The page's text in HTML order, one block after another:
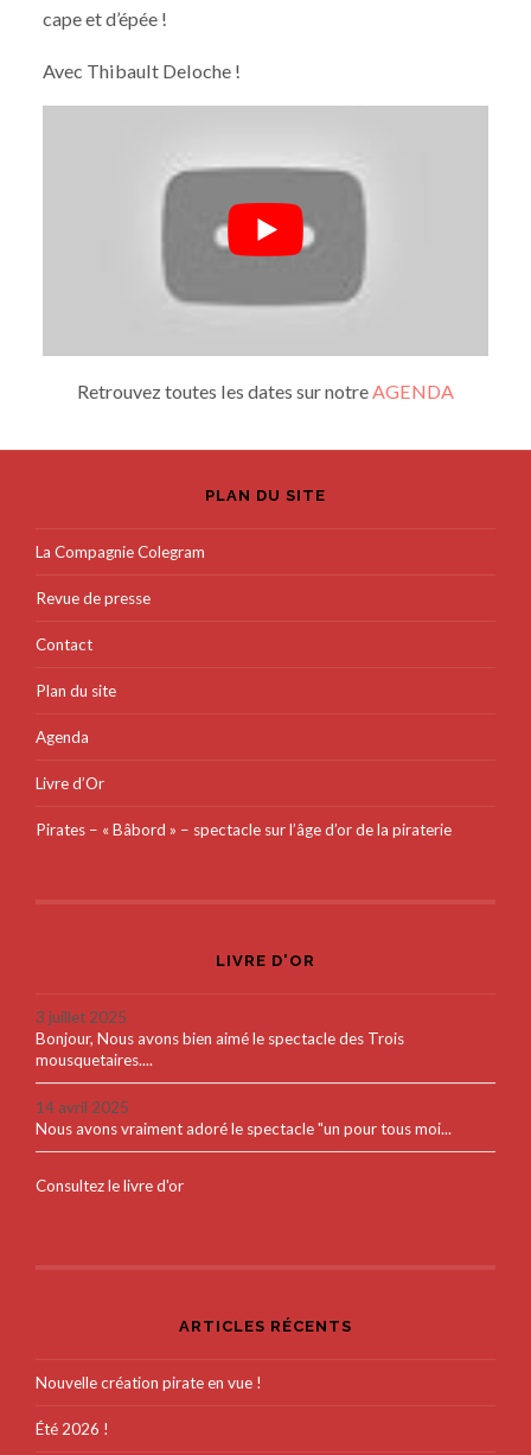
cape et d’épée !
Avec Thibault Deloche !
Retrouvez toutes les dates sur notreAGENDA
PLAN DU SITE
La Compagnie Colegram
Revue de presse
Contact
Plan du site
Agenda
Livre d’Or
Pirates – « Bâbord » – spectacle sur l’âge d’or de la piraterie
LIVRE D'OR
3 juillet 2025
Bonjour, Nous avons bien aimé le spectacle des Trois
mousquetaires....
14 avril 2025
Nous avons vraiment adoré le spectacle "un pour tous moi...
Consultez le livre d'or
ARTICLES RÉCENTS
Nouvelle création pirate en vue !
Été 2026 !